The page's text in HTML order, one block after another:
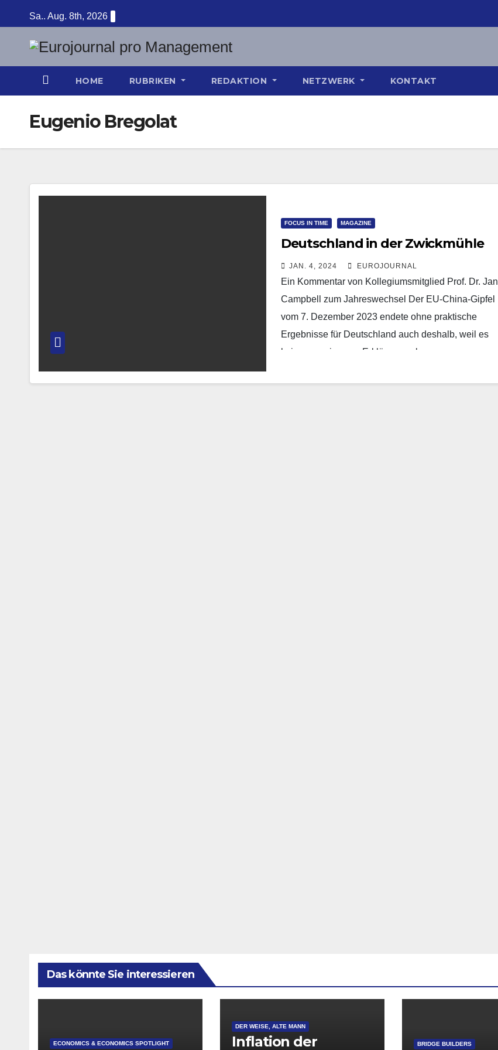
Inhalt
springen
Sa.. Aug. 8th, 2026
HOME RUBRIKEN REDAKTION NETZWERK KONTAKT
Eugenio Bregolat
FOCUS IN TIME MAGAZINE
Deutschland in der Zwickmühle
JAN. 4, 2024 EUROJOURNAL
Ein Kommentar von Kollegiumsmitglied Prof. Dr. Jan
Campbell zum Jahreswechsel Der EU-China-Gipfel
vom 7. Dezember 2023 endete ohne praktische
Ergebnisse für Deutschland auch deshalb, weil es
keine gemeinsame Erklärung gab.…
Das könnte Sie interessieren
ECONOMICS & ECONOMICS SPOTLIGHT
DER WEISE, ALTE MANN
Inflation der
BRIDGE BUILDERS